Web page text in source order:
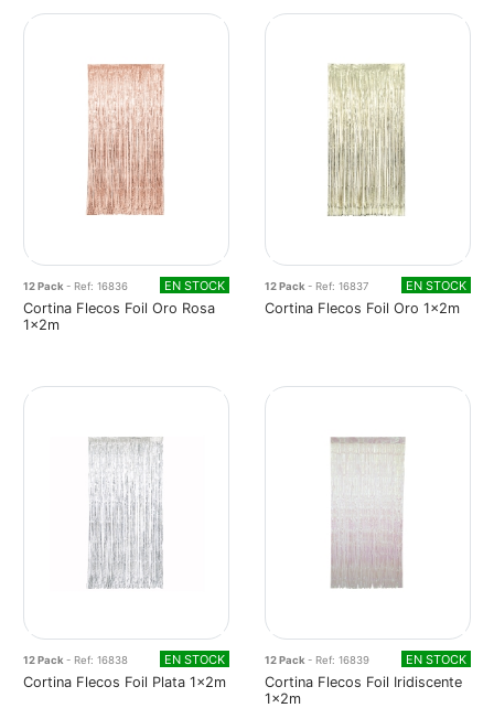
12 Pack- Ref: 16836 EN STOCK
Cortina Flecos Foil Oro Rosa
1x2m
12 Pack- Ref: 16837 EN STOCK
Cortina Flecos Foil Oro 1x2m
12 Pack - Ref: 16838 EN STOCK
Cortina Flecos Foil Plata 1x2m
12 Pack - Ref: 16839 EN STOCK
Cortina Flecos Foil Iridiscente
1x2m